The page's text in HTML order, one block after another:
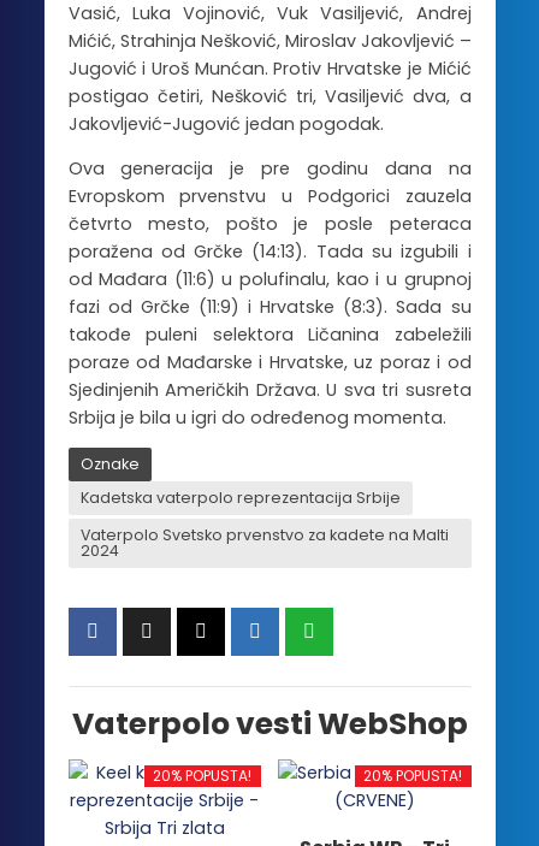
Vasić, Luka Vojinović, Vuk Vasiljević, Andrej
Mićić, Strahinja Nešković, Miroslav Jakovljević –
Jugović i Uroš Munćan. Protiv Hrvatske je Mićić
postigao četiri, Nešković tri, Vasiljević dva, a
Jakovljević-Jugović jedan pogodak.
Ova generacija je pre godinu dana na
Evropskom prvenstvu u Podgorici zauzela
četvrto mesto, pošto je posle peteraca
poražena od Grčke (14:13). Tada su izgubili i
od Mađara (11:6) u polufinalu, kao i u grupnoj
fazi od Grčke (11:9) i Hrvatske (8:3). Sada su
takođe puleni selektora Ličanina zabeležili
poraze od Mađarske i Hrvatske, uz poraz i od
Sjedinjenih Američkih Država. U sva tri susreta
Srbija je bila u igri do određenog momenta.
Oznake
Kadetska vaterpolo reprezentacija Srbije
Vaterpolo Svetsko prvenstvo za kadete na Malti
2024
Vaterpolo vesti WebShop
20% POPUSTA! 20% POPUSTA!